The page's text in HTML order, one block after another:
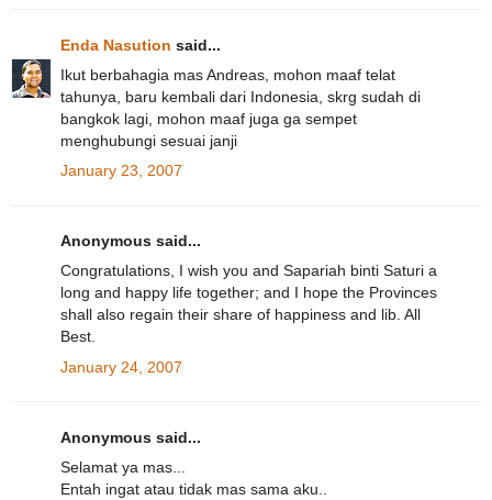
Enda Nasution said...
Ikut berbahagia mas Andreas, mohon maaf telat
tahunya, baru kembali dari Indonesia, skrg sudah di
bangkok lagi, mohon maaf juga ga sempet
menghubungi sesuai janji
January 23, 2007
Anonymous said...
Congratulations, I wish you and Sapariah binti Saturi a
long and happy life together; and I hope the Provinces
shall also regain their share of happiness and lib. All
Best.
January 24, 2007
Anonymous said...
Selamat ya mas...
Entah ingat atau tidak mas sama aku..